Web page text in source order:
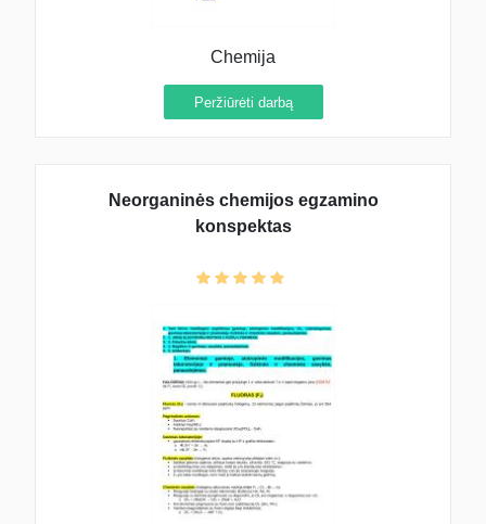
Chemija
Peržiūrėti darbą
Neorganinės chemijos egzamino
konspektas